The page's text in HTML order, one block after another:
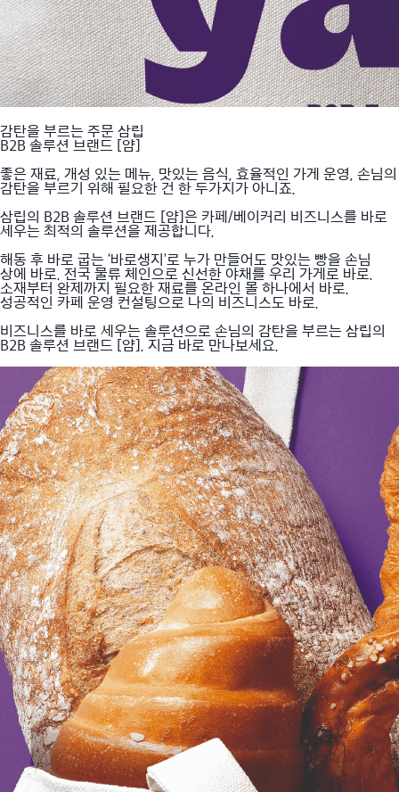
감탄을 부르는 주문 삼립
B2B 솔루션 브랜드 [얌]
좋은 재료, 개성 있는 메뉴, 맛있는 음식, 효율적인 가게 운영, 손님의
감탄을 부르기 위해 필요한 건 한 두가지가 아니죠.
삼립의 B2B 솔루션 브랜드 [얌]은 카페/베이커리 비즈니스를 바로
세우는 최적의 솔루션을 제공합니다.
해동 후 바로 굽는 ‘바로생지’로 누가 만들어도 맛있는 빵을 손님
상에 바로. 전국 물류 체인으로 신선한 야채를 우리 가게로 바로.
소재부터 완제까지 필요한 재료를 온라인 몰 하나에서 바로.
성공적인 카페 운영 컨설팅으로 나의 비즈니스도 바로.
비즈니스를 바로 세우는 솔루션으로 손님의 감탄을 부르는 삼립의
B2B 솔루션 브랜드 [얌]. 지금 바로 만나보세요.